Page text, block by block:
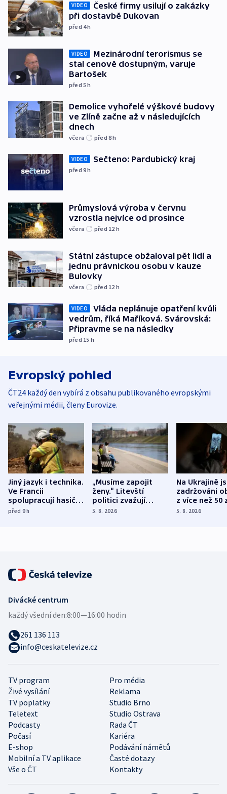
VIDEO
České firmy usilují o zakázky
při dostavbě Dukovan
před 4h
VIDEO
Mezinárodní terorismus se
stal cenově dostupným, varuje
Bartošek
před 5h
Demolice vyhořelé výškové budovy
ve Zlíně začne až v následujících
dnech
včera před 8h
VIDEO Sečteno: Pardubický kraj
před 9h
Průmyslová výroba v červnu
vzrostla nejvíce od prosince
včera před 12 h
Státní zástupce obžaloval pět lidí a
jednu právnickou osobu v kauze
Bulovky
včera před 12 h
VIDEO
Vláda neplánuje opatření kvůli
vedrům, říká Maříková. Svárovská:
Připravme se na následky
před 15 h
Evropský pohled
ČT24 každý den vybírá z obsahu publikovaného evropskými
veřejnými médii, členy Eurovize.
Jiný jazyk i technika.
Ve Francii
spolupracují hasiči z
různých zemí
před 9h
„Musíme zapojit
ženy.“ Litevští
politici zvažují
dohodu o
5. 8. 2026
Na Ukrajině
zadržováni
z více než 50
Bojovali na
5. 8. 2026
TV program
Pro média
Živé vysílání
Reklama
TV poplatky
Studio Brno
Teletext
Studio Ostrava
Podcasty
Rada ČT
Počasí
Kariéra
E-shop
Podávání námětů
Mobilní a TV aplikace
Časté dotazy
Vše o ČT
Kontakty
Divácké centrum
každý všední den:8:00—16:00 hodin
261 136 113
info@ceskatelevize.cz